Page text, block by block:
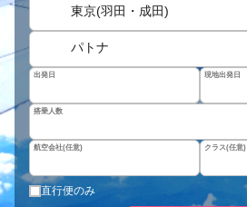
東京(羽田・成田)
パトナ
出発日 現地出発日
搭乗人数
航空会社(任意) クラス(任意)
直行便のみ